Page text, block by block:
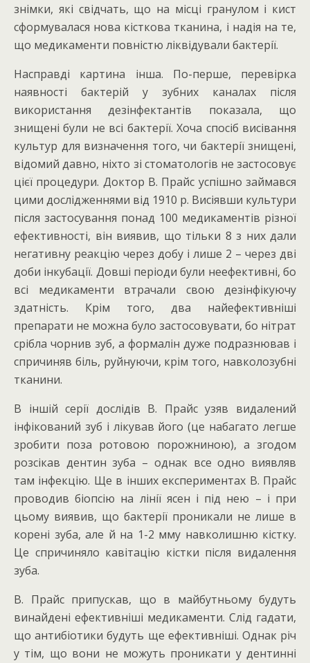
знімки, які свідчать, що на місці гранулом і кист
сформувалася нова кісткова тканина, і надія на те,
що медикаменти повністю ліквідували бактерії.
Насправді картина інша. По-перше, перевірка
наявності бактерій у зубних каналах після
використання дезінфектантів показала, що
знищені були не всі бактерії. Хоча спосіб висівання
культур для визначення того, чи бактерії знищені,
відомий давно, ніхто зі стоматологів не застосовує
цієї процедури. Доктор В. Прайс успішно займався
цими дослідженнями від 1910 р. Висіявши культури
після застосування понад 100 медикаментів різної
ефективності, він виявив, що тільки 8 з них дали
негативну реакцію через добу і лише 2 – через дві
доби інкубації. Довші періоди були неефективні, бо
всі медикаменти втрачали свою дезінфікуючу
здатність. Крім того, два найефективніші
препарати не можна було застосовувати, бо нітрат
срібла чорнив зуб, а формалін дуже подразнював і
спричиняв біль, руйнуючи, крім того, навколозубні
тканини.
В іншій серії дослідів В. Прайс узяв видалений
інфікований зуб і лікував його (це набагато легше
зробити поза ротовою порожниною), а згодом
розсікав дентин зуба – однак все одно виявляв
там інфекцію. Ще в інших експериментах В. Прайс
проводив біопсію на лінії ясен і під нею – і при
цьому виявив, що бактерії проникали не лише в
корені зуба, але й на 1-2 мму навколишню кістку.
Це спричиняло кавітацію кістки після видалення
зуба.
В. Прайс припускав, що в майбутньому будуть
винайдені ефективніші медикаменти. Слід гадати,
що антибіотики будуть ще ефективніші. Однак річ
у тім, що вони не можуть проникати у дентинні